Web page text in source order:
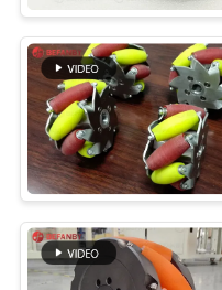
FABRIK-
AUSFLUG
TRETEN
SIE
MIT
spurlos